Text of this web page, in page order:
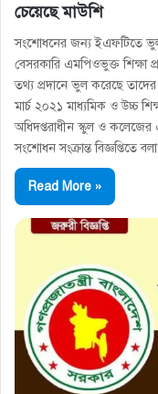
চেয়েছে মাউশি
সংশোধনের জন্য ইএফটিতে ভুল
বেসরকারি এমপিওভুক্ত শিক্ষা
তথ্য প্রদানে ভুল করেছে তাদের
মার্চ ২০২১ মাধ্যমিক ও উচ্চ
অধিদপ্তরাধীন স্কুল ও
সংশােধন সংক্রান্ত বিজ্ঞপ্তিতে
Read More »